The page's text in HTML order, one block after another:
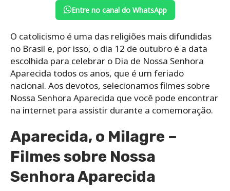
Entre no canal do WhatsApp
O catolicismo é uma das religiões mais difundidas
no Brasil e, por isso, o dia 12 de outubro é a data
escolhida para celebrar o Dia de Nossa Senhora
Aparecida todos os anos, que é um feriado
nacional. Aos devotos, selecionamos filmes sobre
Nossa Senhora Aparecida que você pode encontrar
na internet para assistir durante a comemoração.
Aparecida, o Milagre –
Filmes sobre Nossa
Senhora Aparecida